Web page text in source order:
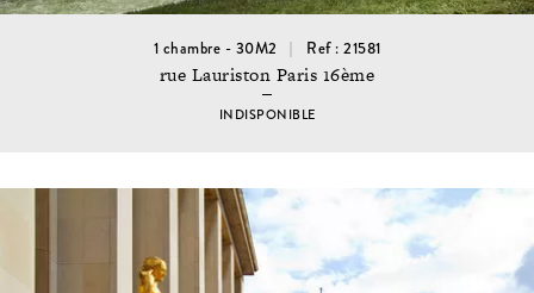
1 chambre - 30M2 Ref : 21581
rue Lauriston Paris 16ème
INDISPONIBLE